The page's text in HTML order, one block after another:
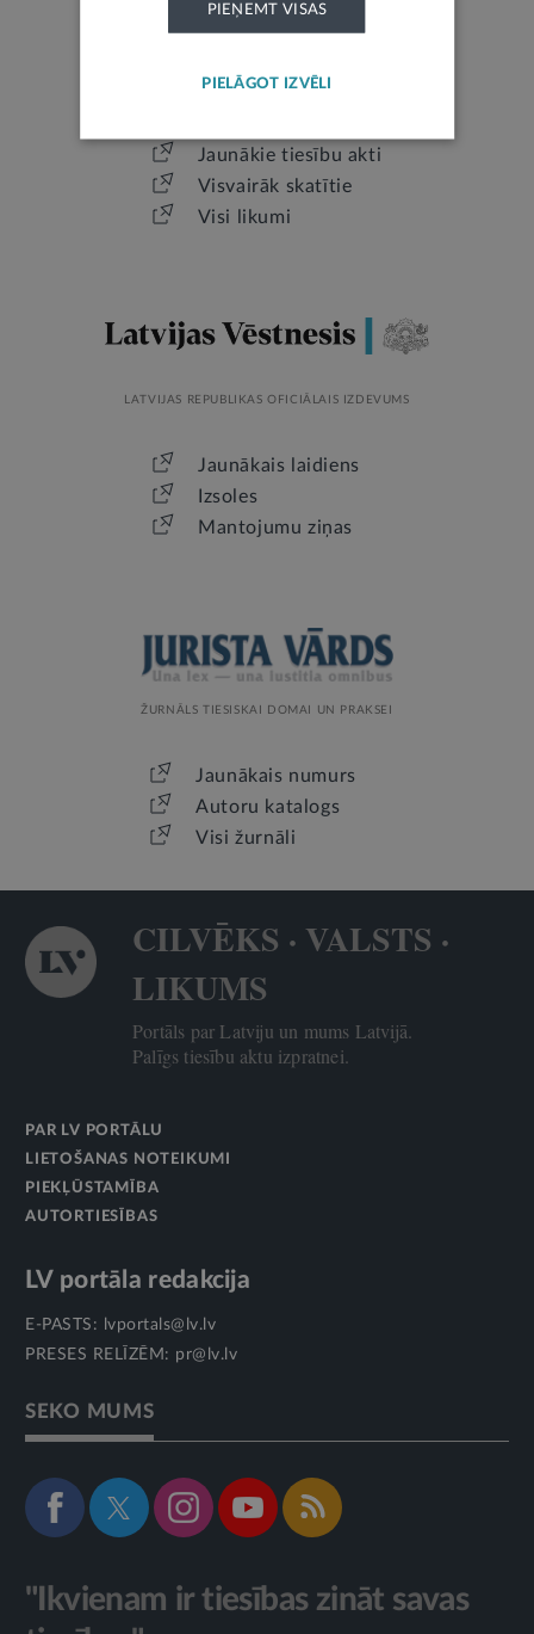
LATVIJAS REPUBLIKAS TIESĪBU AKTI
Jaunākie tiesību akti
Visvairāk skatītie
Visi likumi
LATVIJAS REPUBLIKAS OFICIĀLAIS IZDEVUMS
Jaunākais laidiens
Izsoles
Mantojumu ziņas
ŽURNĀLS TIESISKAI DOMAI UN PRAKSEI
Jaunākais numurs
Autoru katalogs
Visi žurnāli
CILVĒKS · VALSTS ·
LIKUMS
Portāls par Latviju un mums Latvijā.
Palīgs tiesību aktu izpratnei.
PAR LV PORTĀLU
LIETOŠANAS NOTEIKUMI
PIEKĻŪSTAMĪBA
AUTORTIESĪBAS
LV portāla redakcija
E-PASTS:
lvportals@lv.lv
PRESES RELĪZĒM: pr@lv.lv
SEKO MUMS
"Ikvienam ir tiesības zināt savas
PIEŅEMT VISAS
PIELĀGOT IZVĒLI